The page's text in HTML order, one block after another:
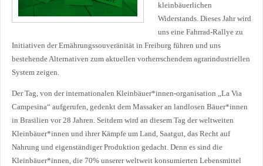
kleinbäuerlichen
Widerstands. Dieses Jahr wird
uns eine Fahrrad-Rallye zu
Initiativen der Ernährungssouveränität in Freiburg führen und uns
bestehende Alternativen zum aktuellen vorherrschendem agrarindustriellen
System zeigen.
Der Tag, von der internationalen Kleinbäuer*innen-organisation „La Via
Campesina“ aufgerufen, gedenkt dem Massaker an landlosen Bäuer*innen
in Brasilien vor 28 Jahren. Seitdem wird an diesem Tag der weltweiten
Kleinbäuer*innen und ihrer Kämpfe um Land, Saatgut, das Recht auf
Nahrung und eigenständiger Produktion gedacht. Denn es sind die
Kleinbäuer*innen, die 70% unserer weltweit konsumierten Lebensmittel